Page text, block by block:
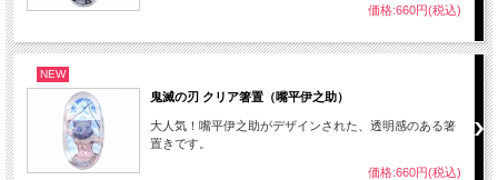
価格:660円(税込)
NEW
鬼滅の刃 クリア箸置（嘴平伊之助）
大人気！嘴平伊之助がデザインされた、透明感のある箸
置きです。
価格:660円(税込)